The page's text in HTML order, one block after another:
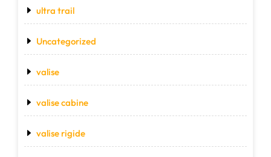
ultra trail
Uncategorized
valise
valise cabine
valise rigide